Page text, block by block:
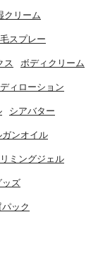
クリーム
スプレー
ス ボディクリーム
ィローション
シアバター
ガンオイル
ミングジェル
ッズ
ック